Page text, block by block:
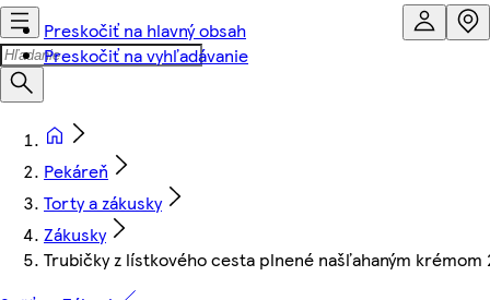
Preskočiť na hlavný obsah
Preskočiť na vyhľadávanie
Pekáreň
Torty a zákusky
Zákusky
Trubičky z lístkového cesta plnené našľahaným krémom